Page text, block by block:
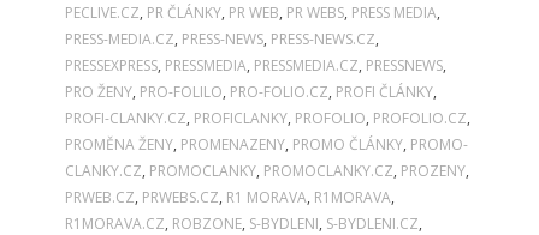
PECLIVE.CZ, PR ČLÁNKY, PR WEB, PR WEBS, PRESS MEDIA,
PRESS-MEDIA.CZ, PRESS-NEWS, PRESS-NEWS.CZ,
PRESSEXPRESS, PRESSMEDIA, PRESSMEDIA.CZ, PRESSNEWS,
PRO ŽENY, PRO-FOLILO, PRO-FOLIO.CZ, PROFI ČLÁNKY,
PROFI-CLANKY.CZ, PROFICLANKY, PROFOLIO, PROFOLIO.CZ,
PROMĚNA ŽENY, PROMENAZENY, PROMO ČLÁNKY, PROMO-
CLANKY.CZ, PROMOCLANKY, PROMOCLANKY.CZ, PROZENY,
PRWEB.CZ, PRWEBS.CZ, R1 MORAVA, R1MORAVA,
R1MORAVA.CZ, ROBZONE, S-BYDLENI, S-BYDLENI.CZ,